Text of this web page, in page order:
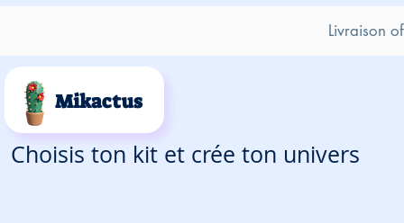
Livraison
Mikactus
Choisis ton kit et crée ton univers